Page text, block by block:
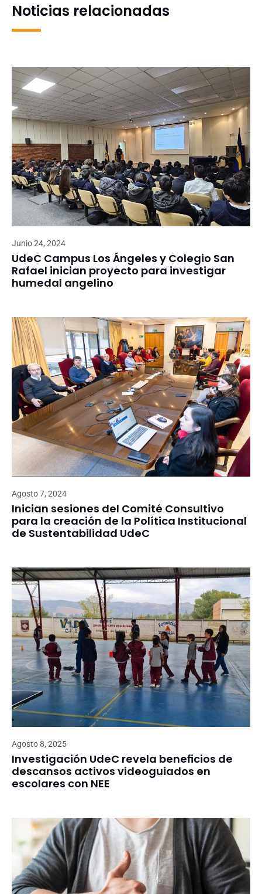
Noticias relacionadas
Junio 24, 2024
UdeC Campus Los Ángeles y Colegio San
Rafael inician proyecto para investigar
humedal angelino
Agosto 7, 2024
Inician sesiones del Comité Consultivo
para la creación de la Política Institucional
de Sustentabilidad UdeC
Agosto 8, 2025
Investigación UdeC revela beneficios de
descansos activos videoguiados en
escolares con NEE